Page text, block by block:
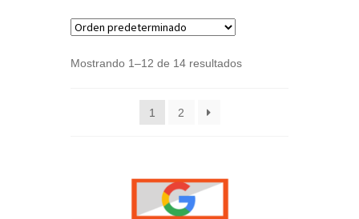
Mostrando 1–12 de 14 resultados
1 2